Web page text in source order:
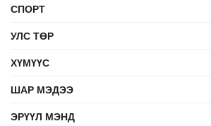
СПОРТ
УЛС ТӨР
ХҮМҮҮС
ШАР МЭДЭЭ
ЭРҮҮЛ МЭНД